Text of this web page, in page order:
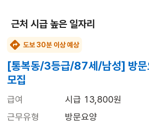
근처 시급 높은 일자리
도보 30분 이상 예상
[통복동/3등급/87세/남성] 방문
모집
급여
시급 13,800원
근무유형
방문요양